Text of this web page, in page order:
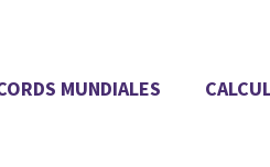
MUNDIALES